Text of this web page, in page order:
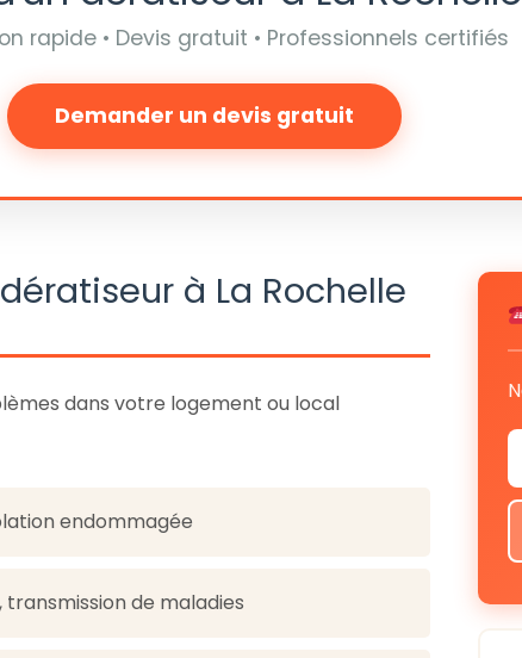
rapide • Devis gratuit • Professionnels certifiés
Demander un devis gratuit
à La Rochelle
dans votre logement ou local
endommagée
de maladies